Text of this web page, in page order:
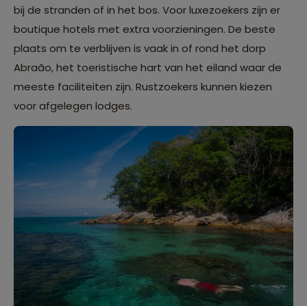
bij de stranden of in het bos. Voor luxezoekers zijn er
boutique hotels met extra voorzieningen. De beste
plaats om te verblijven is vaak in of rond het dorp
Abraão, het toeristische hart van het eiland waar de
meeste faciliteiten zijn. Rustzoekers kunnen kiezen
voor afgelegen lodges.